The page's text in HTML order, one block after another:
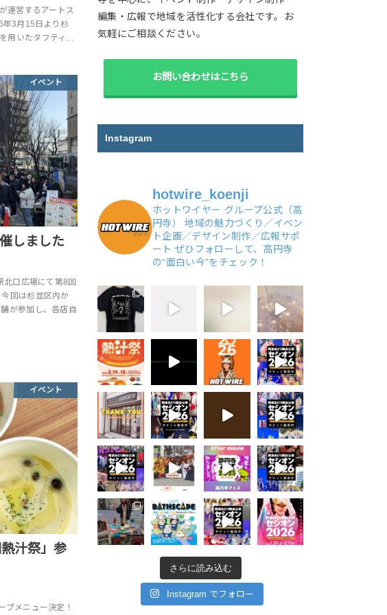
運営するアートス
年3月15日より杉
用いたタフティ…
イベント
しました
北口広場にて第8回
回は杉並区内か
が参加し、各店自
イベント
汁祭」参
プメニュー決定！
編集・広報で地域を活性化する会社です。お
気軽にご相談ください。
お問い合わせはこちら
Instagram
hotwire_koenji
ホットワイヤー グループ公式（高
円寺）
地域の魅力づくり／イベン
ト企画／デザイン制作／広報サポ
ート ぜひフォローして、高円寺
の“面白い今”をチェック！
さらに読み込む
Instagram でフォロー